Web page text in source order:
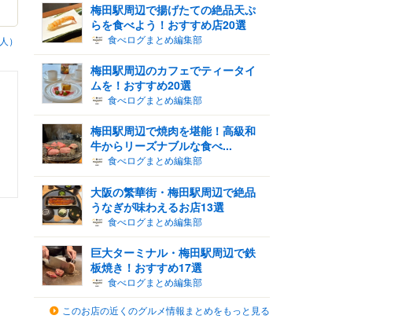
人）
梅田駅周辺で揚げたての絶品天ぷ
らを食べよう！おすすめ店20選
食べログまとめ編集部
梅田駅周辺のカフェでティータイ
ムを！おすすめ20選
食べログまとめ編集部
梅田駅周辺で焼肉を堪能！高級和
牛からリーズナブルな食べ...
食べログまとめ編集部
大阪の繁華街・梅田駅周辺で絶品
うなぎが味わえるお店13選
食べログまとめ編集部
巨大ターミナル・梅田駅周辺で鉄
板焼き！おすすめ17選
食べログまとめ編集部
このお店の近くのグルメ情報まとめをもっと見る